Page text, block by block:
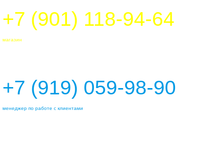
+7 (901) 118-94-64
магазин
+7 (919) 059-98-90
менеджер по работе с клиентами